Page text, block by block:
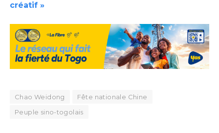
créatif »
Chao Weidong
Fête nationale Chine
Peuple sino-togolais